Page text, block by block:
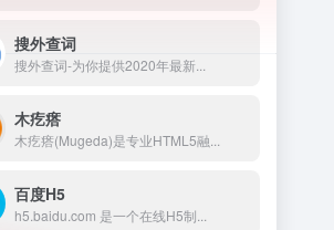
搜外查词
搜外查词-为你提供2020年最新...
木疙瘩
木疙瘩(Mugeda)是专业HTML5融...
百度H5
h5.baidu.com 是一个在线H5制...